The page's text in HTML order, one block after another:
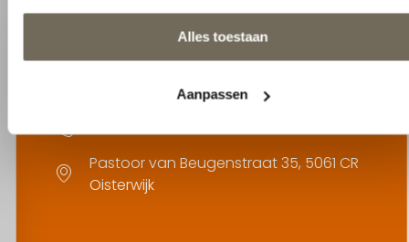
Klaar om uw interieur naar een hoger niveau
te tillen? Neem vandaag nog contact met
ons op om uw wensen te bespreken.
info@kooskluytmans.nl
+31 0 135284815
Pastoor van Beugenstraat 35, 5061 CR
Oisterwijk